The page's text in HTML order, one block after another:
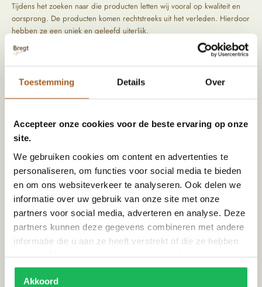
Toestemming Details Over
Accepteer onze cookies voor de beste ervaring op onze
site.
We gebruiken cookies om content en advertenties te
personaliseren, om functies voor social media te bieden
en om ons websiteverkeer te analyseren. Ook delen we
informatie over uw gebruik van onze site met onze
partners voor social media, adverteren en analyse. Deze
partners kunnen deze gegevens combineren met andere
informatie die u aan ze heeft verstrekt of die ze hebben
Akkoord
Tijdens het zoeken naar die producten letten wij vooral op kwaliteit en
oorsprong. De producten komen rechtstreeks uit het verleden. Hierdoor
hebben ze een uniek en geleefd uiterlijk.
Elk raam is anders en uniek. De ramen hebben een geschiedenis en
voorkomen wij teleurstelling!
Specificaties
Kleur Roest wit
Hoogte (cm) 74
Materiaal GietIjzer